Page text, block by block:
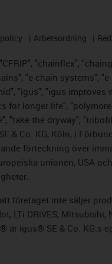
Arbetsordning
"chainflex",
"e-chain systems",
"igus", "igus improves
longer life",
"take the dryway",
& Co. KG, Köln, i
förteckning över
unionen, USA
företaget inte säljer
LTi DRiVES,
är igus® SE & Co. KG:s